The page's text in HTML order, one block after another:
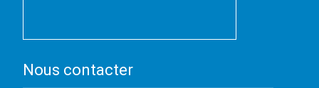
Nous contacter